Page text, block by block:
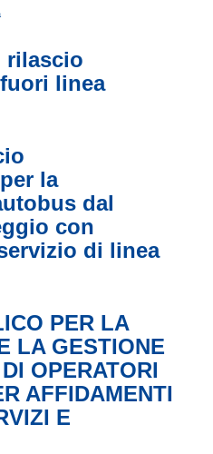
rilascio
linea
la
dal
con
di linea
PER LA
LA GESTIONE
OPERATORI
AFFIDAMENTI
E